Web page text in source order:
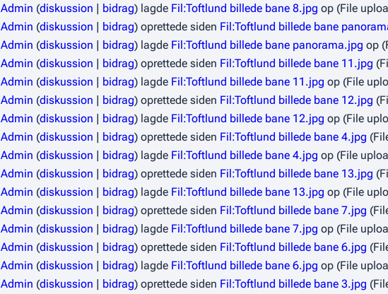
Admin diskussion bidrag lagde Fil:Toftlund billede bane 8.jpg op (File
Admin diskussion bidrag oprettede siden Fil:Toftlund billede bane
Admin diskussion bidrag lagde Fil:Toftlund billede bane panorama.jpg op
Admin diskussion bidrag oprettede siden Fil:Toftlund billede bane 11.jpg
Admin diskussion bidrag lagde Fil:Toftlund billede bane 11.jpg op (File
Admin diskussion bidrag oprettede siden Fil:Toftlund billede bane 12.jpg
Admin diskussion bidrag lagde Fil:Toftlund billede bane 12.jpg op (File
Admin diskussion bidrag oprettede siden Fil:Toftlund billede bane 4.jpg
Admin diskussion bidrag lagde Fil:Toftlund billede bane 4.jpg op (File
Admin diskussion bidrag oprettede siden Fil:Toftlund billede bane 13.jpg
Admin diskussion bidrag lagde Fil:Toftlund billede bane 13.jpg op (File
Admin diskussion bidrag oprettede siden Fil:Toftlund billede bane 7.jpg
Admin diskussion bidrag lagde Fil:Toftlund billede bane 7.jpg op (File
Admin diskussion bidrag oprettede siden Fil:Toftlund billede bane 6.jpg
Admin diskussion bidrag lagde Fil:Toftlund billede bane 6.jpg op (File
Admin diskussion bidrag oprettede siden Fil:Toftlund billede bane 3.jpg